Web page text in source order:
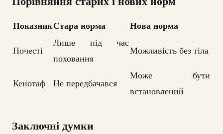
ПоказникСтара норма Нова норма
Почесті
Лише під час
поховання
Можливість без тіла
Кенотаф Не передбачався
Може бути
встановлений
Заключні думки